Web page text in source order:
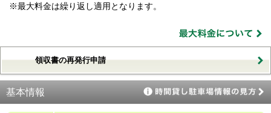
※最大料金は繰り返し適用となります。
領収書の再発行申請
基本情報